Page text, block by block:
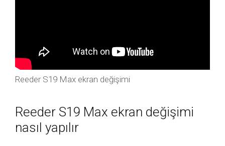
Reeder S19 Max ekran değişimi
Reeder S19 Max ekran değişimi
nasıl yapılır